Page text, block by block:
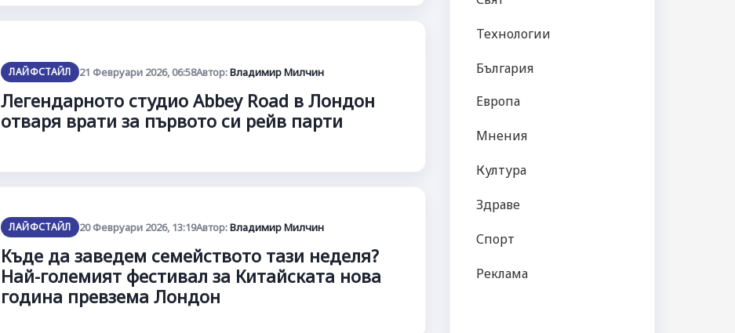
ЛАЙФСТАЙЛ 21 Февруари 2026, 06:58Автор:Владимир Милчин
Легендарното студио Abbey Road в Лондон
отваря врати за първото си рейв парти
ЛАЙФСТАЙЛ 20 Февруари 2026, 13:19Автор:Владимир Милчин
Къде да заведем семейството тази неделя?
Най-големият фестивал за Китайската нова
година превзема Лондон
Технологии
България
Европа
Мнения
Култура
Здраве
Спорт
Реклама